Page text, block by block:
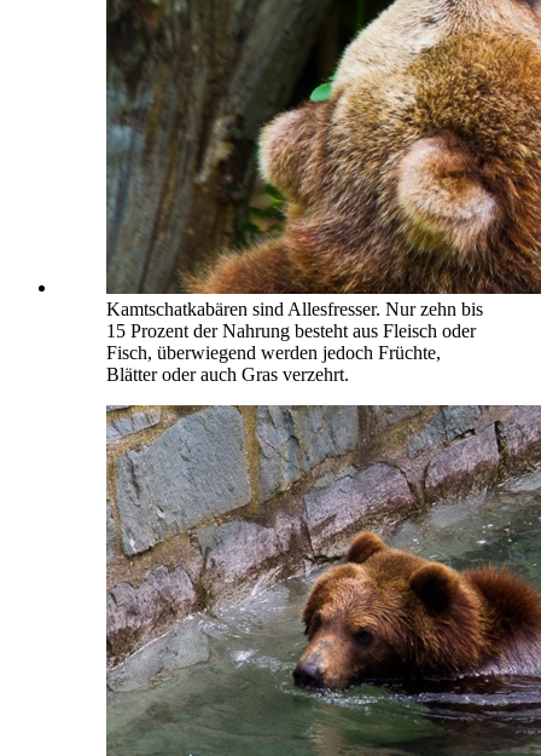
Kamtschatkabären sind Allesfresser. Nur zehn bis
15 Prozent der Nahrung besteht aus Fleisch oder
Fisch, überwiegend werden jedoch Früchte,
Blätter oder auch Gras verzehrt.